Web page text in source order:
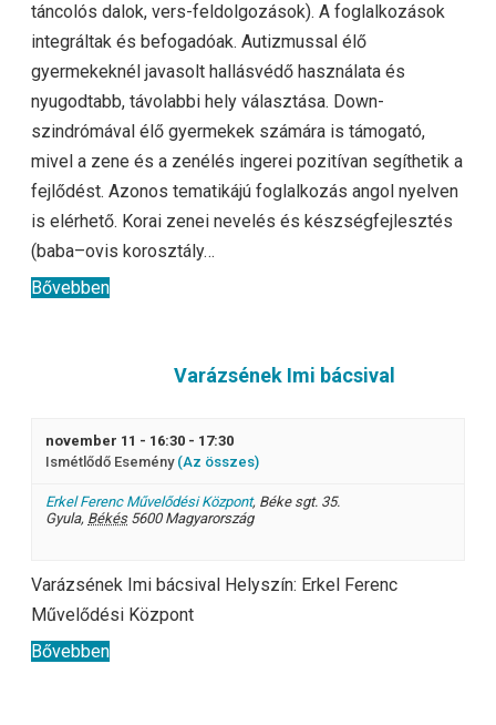
táncolós dalok, vers-feldolgozások). A foglalkozások
integráltak és befogadóak. Autizmussal élő
gyermekeknél javasolt hallásvédő használata és
nyugodtabb, távolabbi hely választása. Down-
szindrómával élő gyermekek számára is támogató,
mivel a zene és a zenélés ingerei pozitívan segíthetik a
fejlődést. Azonos tematikájú foglalkozás angol nyelven
is elérhető. Korai zenei nevelés és készségfejlesztés
(baba–ovis korosztály…
Bővebben
Varázsének Imi bácsival
november 11 - 16:30 - 17:30
Ismétlődő Esemény (Az összes)
Erkel Ferenc Művelődési Központ, Béke sgt. 35.
Gyula, Békés 5600 Magyarország
Varázsének Imi bácsival Helyszín: Erkel Ferenc
Művelődési Központ
Bővebben